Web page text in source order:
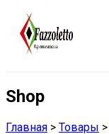
Shop
Главная > Товары >